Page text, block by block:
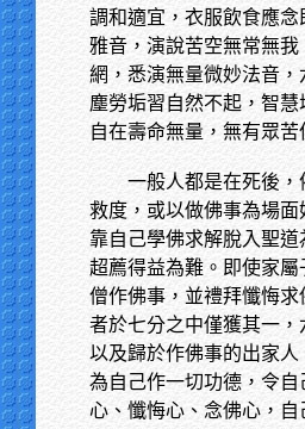
調和適宜，衣服飲食應念
雅音，演說苦空無常無
網，悉演無量微妙法音，
塵勞垢習自然不起，智
自在壽命無量，無有眾苦
一般人都是在死後
救度，或以做佛事為場
靠自己學佛求解脫入聖
超薦得益為難。即使家
僧作佛事，並禮拜懺悔
者於七分之中僅獲其一，
以及歸於作佛事的出家
為自己作一切功德，令
心、懺悔心、念佛心，自